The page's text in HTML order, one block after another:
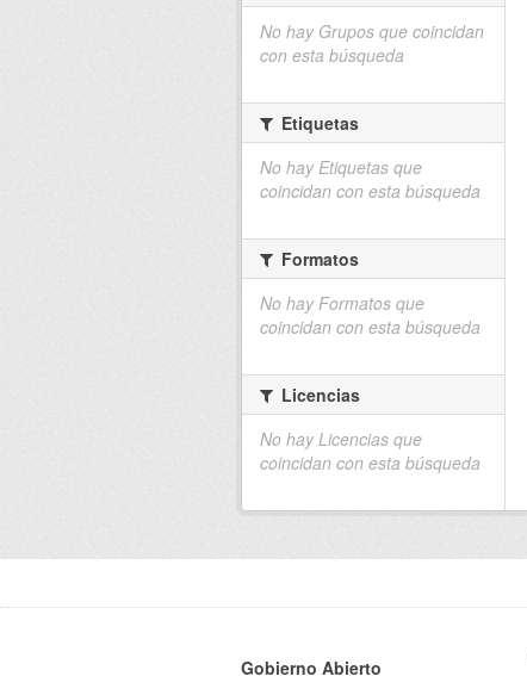
No hay Grupos que coincidan
con esta búsqueda
Etiquetas
No hay Etiquetas que
coincidan con esta búsqueda
Formatos
No hay Formatos que
coincidan con esta búsqueda
Licencias
No hay Licencias que
coincidan con esta búsqueda
Gobierno Abierto